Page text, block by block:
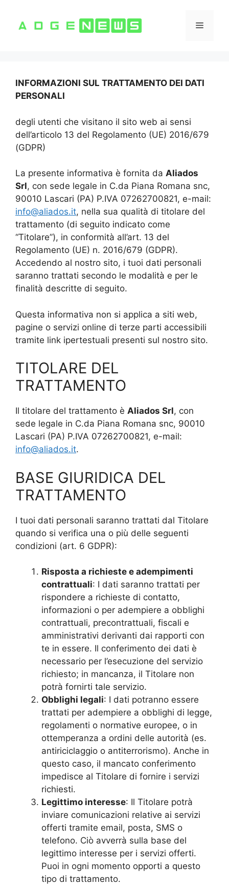
contenuto
Menu
INFORMAZIONI SUL TRATTAMENTO DEI DATI
PERSONALI
degli utenti che visitano il sito web ai sensi
dell’articolo 13 del Regolamento (UE) 2016/679
(GDPR)
La presente informativa è fornita da Aliados
Srl, con sede legale in C.da Piana Romana snc,
90010 Lascari (PA) P.IVA 07262700821, e-mail:
info@aliados.it, nella sua qualità di titolare del
trattamento (di seguito indicato come
“Titolare”), in conformità all’art. 13 del
Regolamento (UE) n. 2016/679 (GDPR).
Accedendo al nostro sito, i tuoi dati personali
saranno trattati secondo le modalità e per le
finalità descritte di seguito.
Questa informativa non si applica a siti web,
pagine o servizi online di terze parti accessibili
tramite link ipertestuali presenti sul nostro sito.
TITOLARE DEL
TRATTAMENTO
Il titolare del trattamento è Aliados Srl, con
sede legale in C.da Piana Romana snc, 90010
Lascari (PA) P.IVA 07262700821, e-mail:
info@aliados.it.
BASE GIURIDICA DEL
TRATTAMENTO
I tuoi dati personali saranno trattati dal Titolare
quando si verifica una o più delle seguenti
condizioni (art. 6 GDPR):
Risposta a richieste e adempimenti
contrattuali: I dati saranno trattati per
rispondere a richieste di contatto,
informazioni o per adempiere a obblighi
contrattuali, precontrattuali, fiscali e
amministrativi derivanti dai rapporti con
te in essere. Il conferimento dei dati è
necessario per l’esecuzione del servizio
richiesto; in mancanza, il Titolare non
potrà fornirti tale servizio.
Obblighi legali: I dati potranno essere
trattati per adempiere a obblighi di legge,
regolamenti o normative europee, o in
ottemperanza a ordini delle autorità (es.
antiriciclaggio o antiterrorismo). Anche in
questo caso, il mancato conferimento
impedisce al Titolare di fornire i servizi
richiesti.
Legittimo interesse: Il Titolare potrà
inviare comunicazioni relative ai servizi
offerti tramite email, posta, SMS o
telefono. Ciò avverrà sulla base del
legittimo interesse per i servizi offerti.
Puoi in ogni momento opporti a questo
tipo di trattamento.